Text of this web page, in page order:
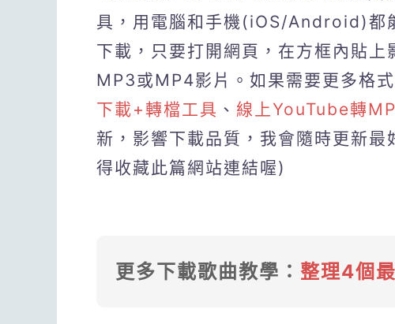
具，用電腦和手機(iOS/Android)都
下載，只要打開網頁，在方框內貼
MP3或MP4影片。如果需要更多格
下載+轉檔工具 、 線上YouTube轉
新，影響下載品質，我會隨時更新
得收藏此篇網站連結喔)
更多下載歌曲教學： 整理4個